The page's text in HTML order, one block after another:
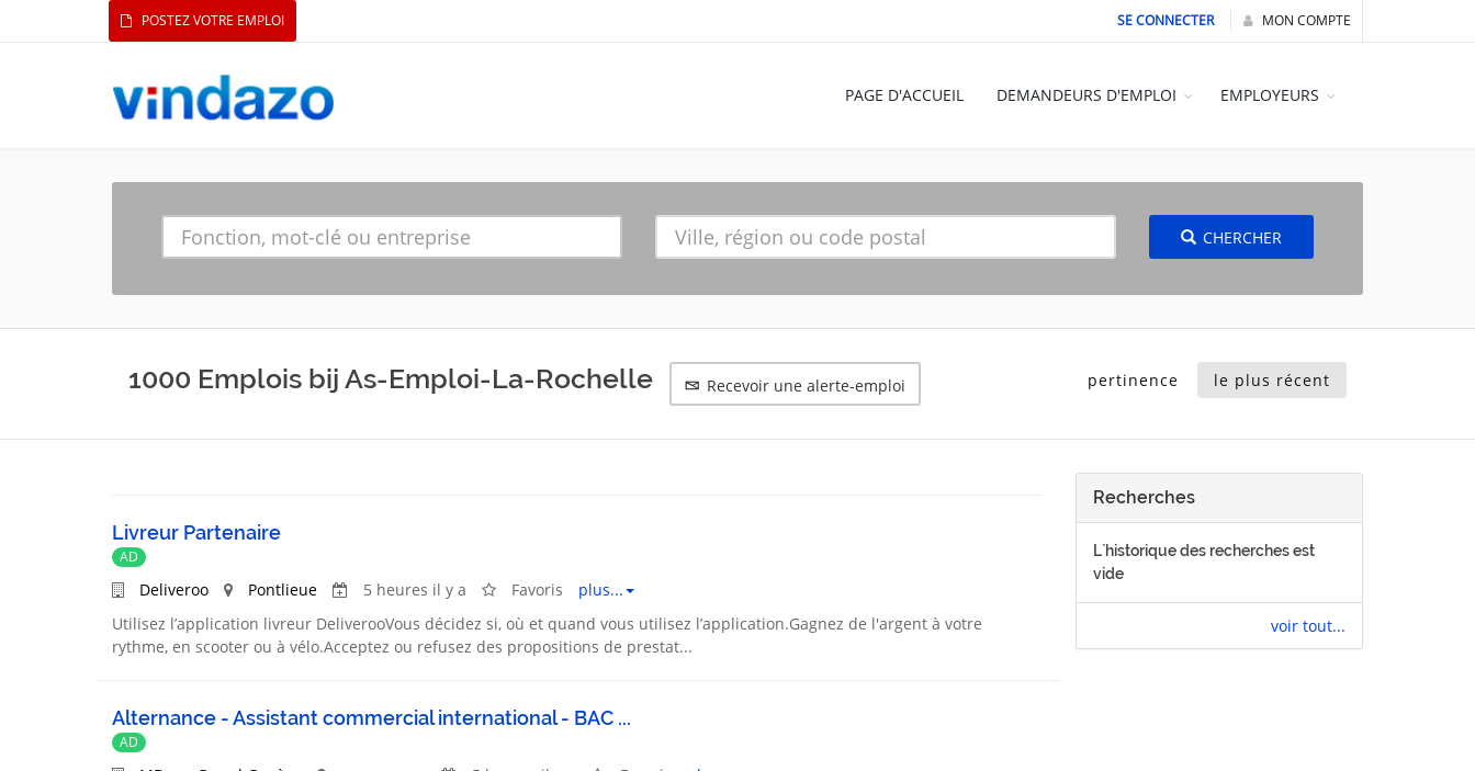
SE CONNECTER MON COMPTE
POSTEZ VOTRE EMPLOI
PAGE D'ACCUEIL DEMANDEURS D'EMPLOI EMPLOYEURS
CHERCHER
1000 Emplois bij As-Emploi-La-Rochelle Recevoir une alerte-emploi pertinence le plus récent
Livreur Partenaire
AD
Deliveroo Pontlieue 5 heures il y a Favoris
plus...
Utilisez l’application livreur DeliverooVous décidez si, où et quand vous utilisez l’application.Gagnez de l'argent à votre
rythme, en scooter ou à vélo.Acceptez ou refusez des propositions de prestat...
Alternance - Assistant commercial international - BAC ...
AD
Recherches
L`historique des recherches est
vide
voir tout...